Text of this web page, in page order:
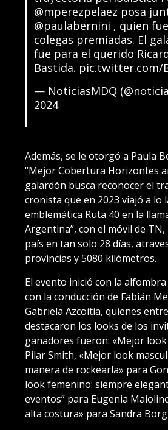
@mperezpelaez posa
@paulabernini , quien
colegas premiadas. El
fue para el querido
Bastida. pic.twitter.com/
— NoticiasMDQ
2024
Además, se le otorgó a Paula
“Mejor Cobertura Horizontes
galardón busca reconocer el
cronista que en 2023 viajó a lo
emblemática Ruta 40 en la
Argentina”, con el móvil de
país en tan solo 28 días,
provincias y 5080 kilómetros.
El evento inició con la
con la conducción de Fabián
Gabriela Azcoitia, quienes
destacaron los looks de los
ganadores fueron: «Mejor
Pilar Smith, «Mejor look
manera de rockearla» para
look femenino: siempre
eventos” para Eugenia
alta costura» para Sandra